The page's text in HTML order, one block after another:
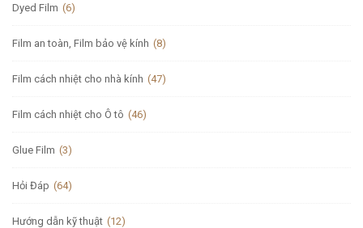
Dyed Film (6)
Film an toàn, Film bảo vệ kính (8)
Film cách nhiệt cho nhà kính (47)
Film cách nhiệt cho Ô tô (46)
Glue Film (3)
Hỏi Đáp (64)
Hướng dẫn kỹ thuật (12)